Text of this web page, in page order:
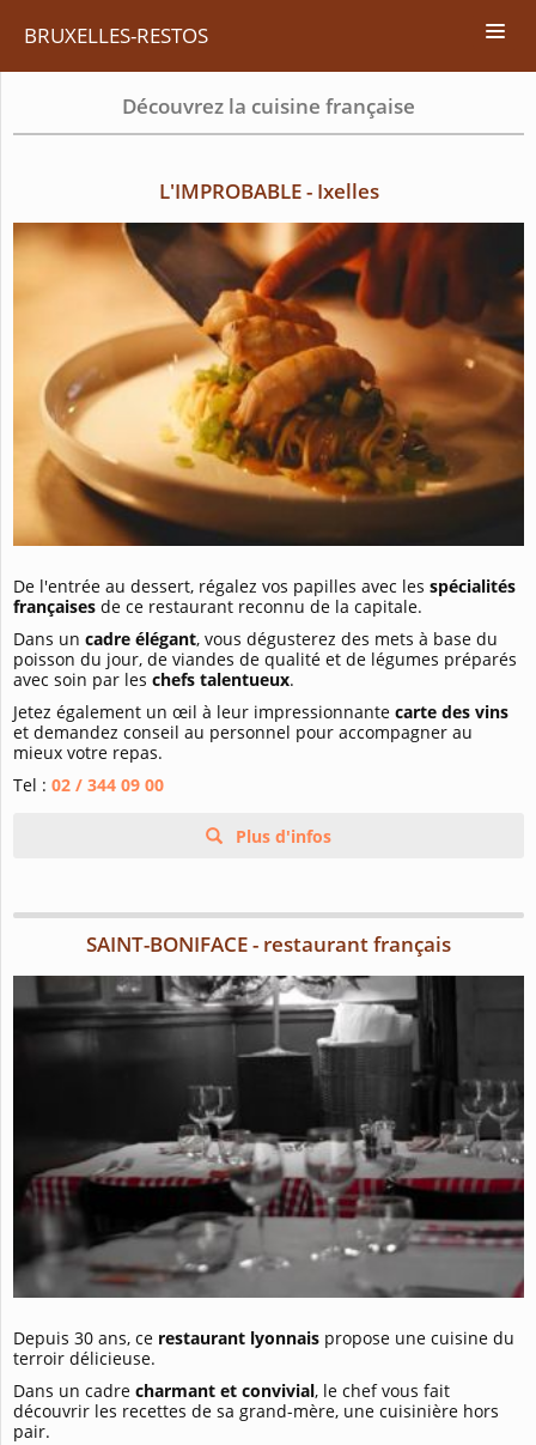
BRUXELLES-RESTOS
Découvrez la cuisine française
L'IMPROBABLE - Ixelles
De l'entrée au dessert, régalez vos papilles avec les spécialités
françaises de ce restaurant reconnu de la capitale.
Dans un cadre élégant, vous dégusterez des mets à base du
poisson du jour, de viandes de qualité et de légumes préparés
avec soin par les chefs talentueux.
Jetez également un œil à leur impressionnante carte des vins
et demandez conseil au personnel pour accompagner au
mieux votre repas.
Tel : 02 / 344 09 00
Plus d'infos
SAINT-BONIFACE - restaurant français
Depuis 30 ans, ce restaurant lyonnais propose une cuisine du
terroir délicieuse.
Dans un cadre charmant et convivial, le chef vous fait
découvrir les recettes de sa grand-mère, une cuisinière hors
pair.